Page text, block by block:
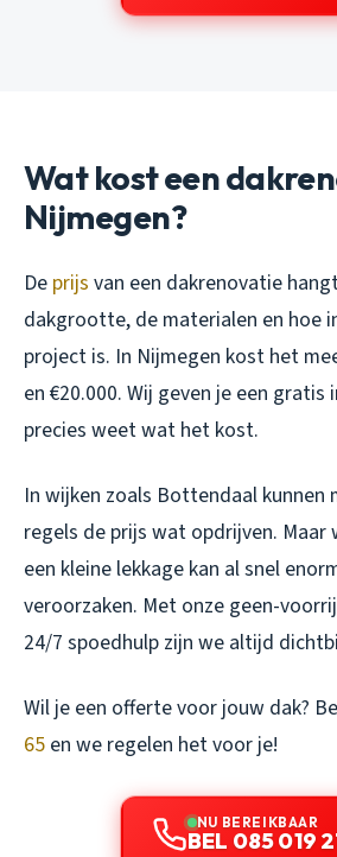
Wat kost een
Nijmegen?
De prijs van een dakrenovatie
dakgrootte, de materialen en hoe
project is. In Nijmegen kost het
en €20.000. Wij geven je een
precies weet wat het kost.
In wijken zoals Bottendaal kunnen
regels de prijs wat opdrijven.
een kleine lekkage kan al snel
veroorzaken. Met onze geen-
24/7 spoedhulp zijn we altijd
Wil je een offerte voor jouw dak?
65 en we regelen het voor je!
NU BEREIKBAAR
BEL 085 019